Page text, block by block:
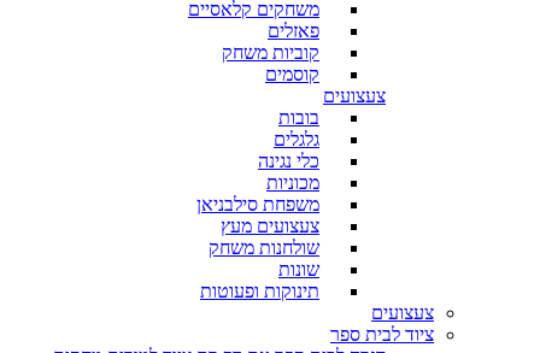
משחקים קלאסיים
פאזלים
קוביות משחק
קוסמים
צעצועים
בובות
גלגלים
כלי נגינה
מכוניות
משפחת סילבניאן
צעצועים מעץ
שולחנות משחק
שונות
תינוקות ופעוטות
צעצועים
ציוד לבית ספר